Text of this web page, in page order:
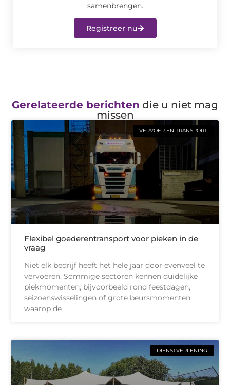
samenbrengen.
Registreer nu
Gerelateerde berichten die u niet mag
missen
VERVOER EN TRANSPORT
Flexibel goederentransport voor pieken in de
vraag
Niet elk bedrijf heeft het hele jaar door evenveel te
vervoeren. Sommige sectoren kennen duidelijke
piekmomenten, bijvoorbeeld rond feestdagen,
seizoenswisselingen of grote beursmomenten,
waarop de
DIENSTVERLENING